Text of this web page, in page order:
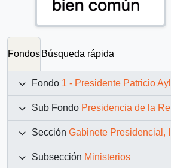
Fondos Búsqueda rápida
Fondo 1 - Presidente Patricio Aylwin Azócar (1990-1994)
Sub Fondo Presidencia de la República (11 marzo 1990 – 11 marzo 1994)
Sección Gabinete Presidencial, Instituciones y Servicios
Subsección Ministerios